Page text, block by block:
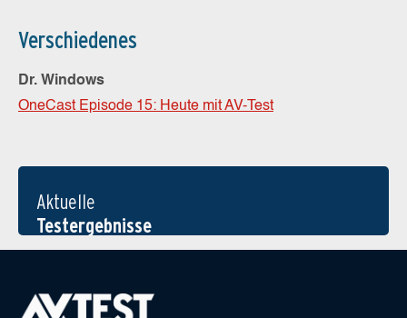
Verschiedenes
Dr. Windows
OneCast Episode 15: Heute mit AV-Test
Aktuelle
Testergebnisse